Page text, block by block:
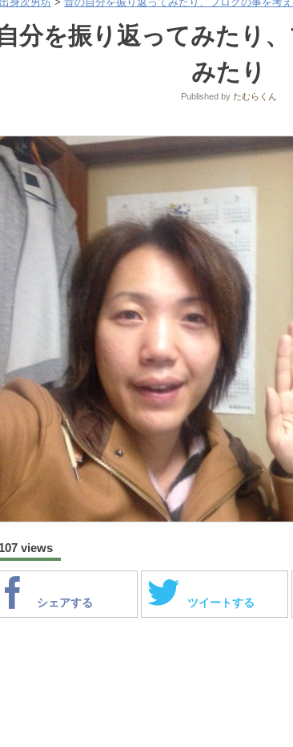
分を振り返ってみたり
みたり
Published by たむらくん
views
シェアする ツイートする